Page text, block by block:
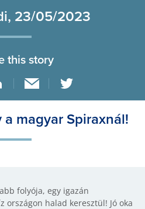
23/05/2023
this story
magyar Spiraxnál!
folyója, egy igazán
országon halad keresztül! Jó oka